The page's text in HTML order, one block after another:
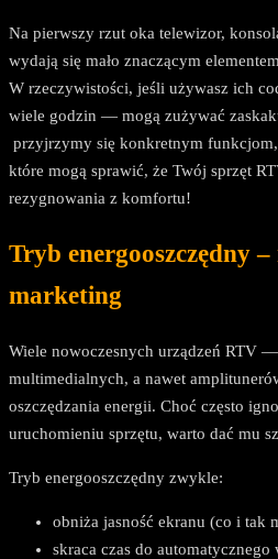
Na pierwszy rzut oka telewizor,
wydają się mało znaczącym
W rzeczywistości, jeśli używasz ich
wiele godzin — mogą zużywać
przyjrzymy się konkretnym
które mogą sprawić, że Twój sprzęt
rezygnowania z komfortu!
Tryb energooszczędny
marketing
Wiele nowoczesnych urządzeń RTV
multimedialnych, a nawet
oszczędzania energii. Choć często
uruchomieniu sprzętu, warto dać mu
Tryb energooszczędny zwykle:
obniża jasność ekranu (co i tak
skraca czas do automatycznego